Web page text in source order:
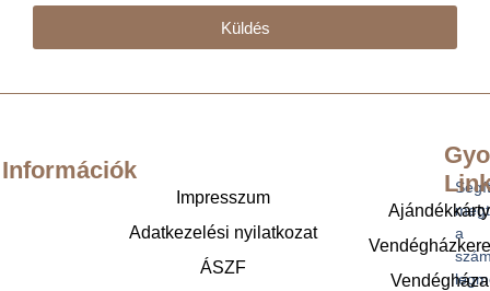
Küldés
a
Információk
Impresszum
Adatkezelési nyilatkozat
ÁSZF